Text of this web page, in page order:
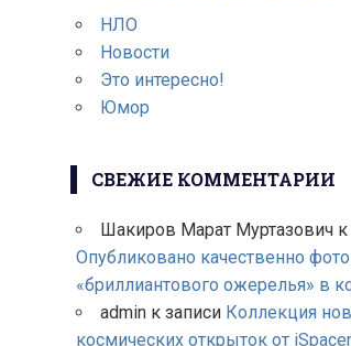
НЛО
Новости
Это интересно!
Юмор
СВЕЖИЕ КОММЕНТАРИИ
Шакиров Марат Муртазовичк
Опубликовано качественно
«бриллиантового ожерелья» в
adminк записи Коллекция
космических открыток от